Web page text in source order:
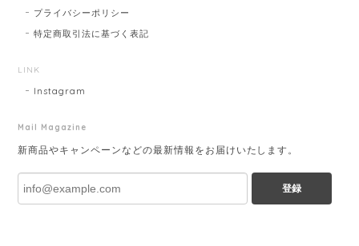
プライバシーポリシー
特定商取引法に基づく表記
LINK
Instagram
Mail Magazine
新商品やキャンペーンなどの最新情報をお届けいたします。
登録